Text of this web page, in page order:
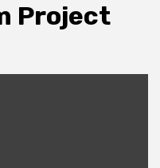
Project